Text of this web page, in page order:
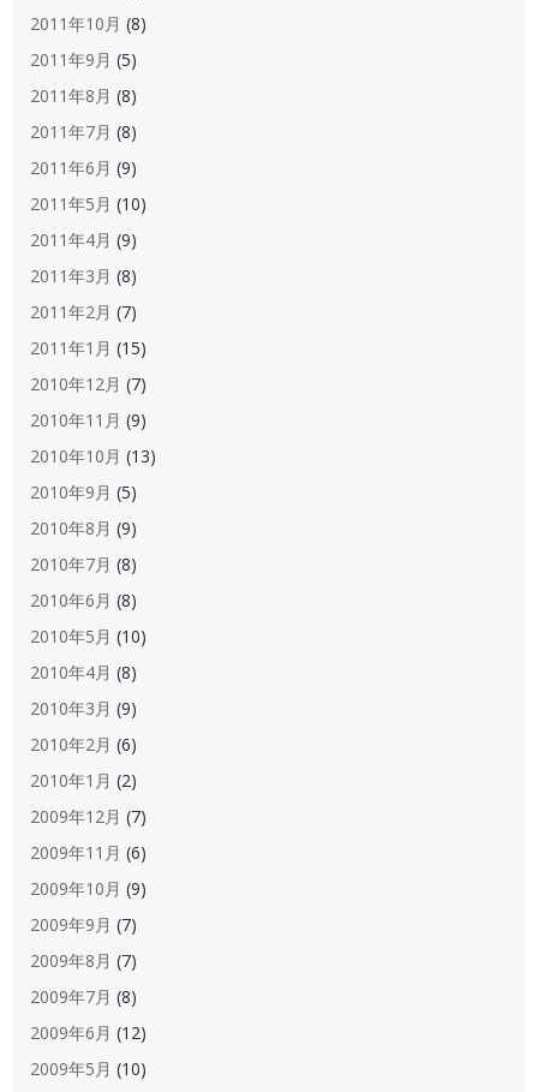
2011年10月 (8)
2011年9月 (5)
2011年8月 (8)
2011年7月 (8)
2011年6月 (9)
2011年5月 (10)
2011年4月 (9)
2011年3月 (8)
2011年2月 (7)
2011年1月 (15)
2010年12月 (7)
2010年11月 (9)
2010年10月 (13)
2010年9月 (5)
2010年8月 (9)
2010年7月 (8)
2010年6月 (8)
2010年5月 (10)
2010年4月 (8)
2010年3月 (9)
2010年2月 (6)
2010年1月 (2)
2009年12月 (7)
2009年11月 (6)
2009年10月 (9)
2009年9月 (7)
2009年8月 (7)
2009年7月 (8)
2009年6月 (12)
2009年5月 (10)